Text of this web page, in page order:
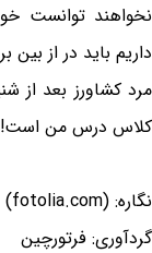
نخواهند توانست
داریم باید در از
مرد کشاورز بعد از
کلاس درس من است!
نگاره: Delihayat (fotolia.com)
گردآوری: فرتورچین